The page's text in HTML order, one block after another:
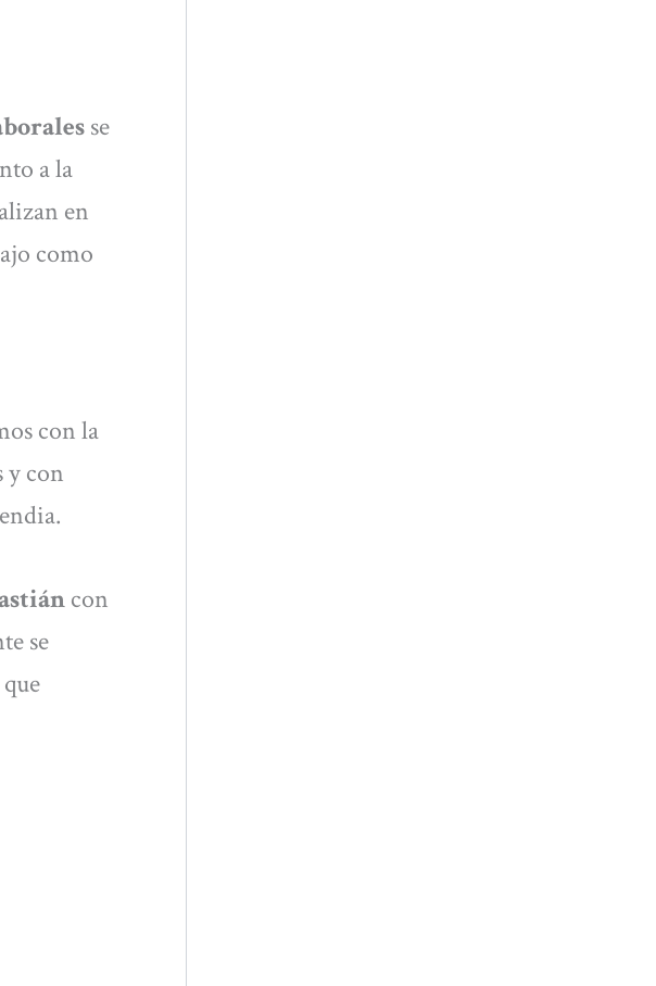
se
a la
en
como
con la
y con
con
se